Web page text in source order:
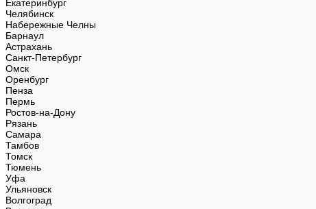
Екатеринбург
Челябинск
Набережные Челны
Барнаул
Астрахань
Санкт-Петербург
Омск
Оренбург
Пенза
Пермь
Ростов-на-Дону
Рязань
Самара
Тамбов
Томск
Тюмень
Уфа
Ульяновск
Волгоград